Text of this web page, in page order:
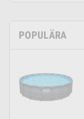
POPULÄRA